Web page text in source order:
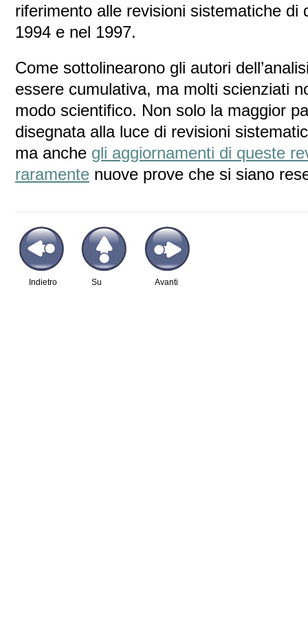
riferimento alle revisioni sistematiche di
1994 e nel 1997.
Come sottolinearono gli autori
essere cumulativa, ma molti scienziati
modo scientifico. Non solo la maggior
disegnata alla luce di revisioni
ma anche gli aggiornamenti di queste
raramente nuove prove che si siano
Su
Indietro Avanti